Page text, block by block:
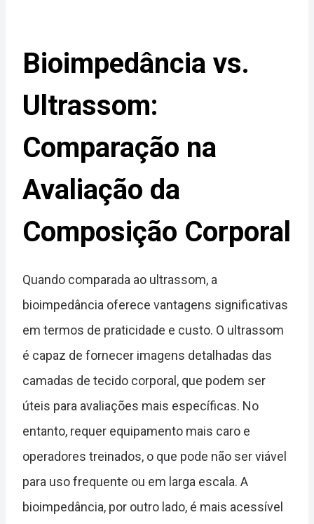
Bioimpedância vs.
Ultrassom:
Comparação na
Avaliação da
Composição Corporal
Quando comparada ao ultrassom, a
bioimpedância oferece vantagens significativas
em termos de praticidade e custo. O ultrassom
é capaz de fornecer imagens detalhadas das
camadas de tecido corporal, que podem ser
úteis para avaliações mais específicas. No
entanto, requer equipamento mais caro e
operadores treinados, o que pode não ser viável
para uso frequente ou em larga escala. A
bioimpedância, por outro lado, é mais acessível